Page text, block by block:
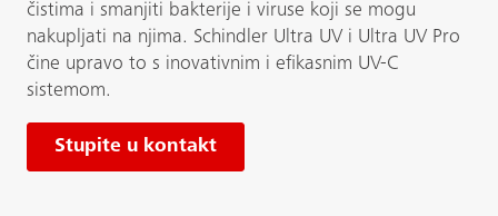
čistima i smanjiti bakterije i viruse koji se mogu
nakupljati na njima. Schindler Ultra UV i Ultra UV Pro
čine upravo to s inovativnim i efikasnim UV-C
sistemom.
Stupite u kontakt